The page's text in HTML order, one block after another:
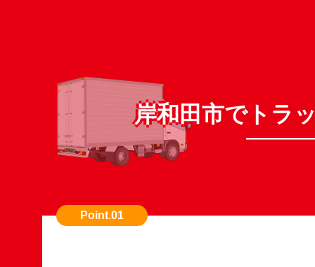
岸和田市でトラ